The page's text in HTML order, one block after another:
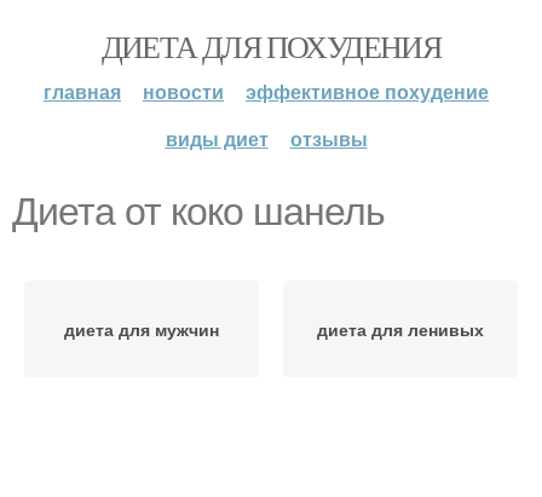
ДИЕТА ДЛЯ ПОХУДЕНИЯ
главная новости
эффективное похудение
виды диет
отзывы
Диета от коко шанель
диета для мужчин диета для ленивых